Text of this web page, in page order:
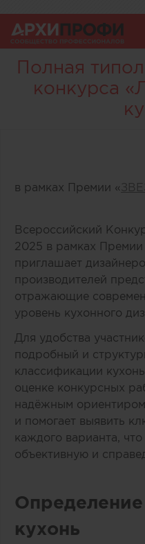
Полная
конкурса
в рамках Премии «
Всероссийский
2025 в рамках
приглашает
производителей
отражающие
уровень кухонного
Для удобства
подробный и
классификации
оценке конкурсных
надёжным
и помогает выявить
каждого варианта,
объективную и
Определение
кухонь